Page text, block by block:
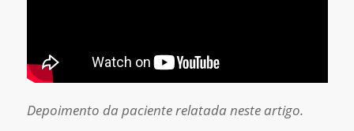
Depoimento da paciente relatada neste artigo.